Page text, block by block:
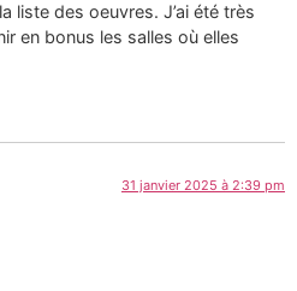
liste des oeuvres. J’ai été très
en bonus les salles où elles
31 janvier 2025 à 2:39 pm